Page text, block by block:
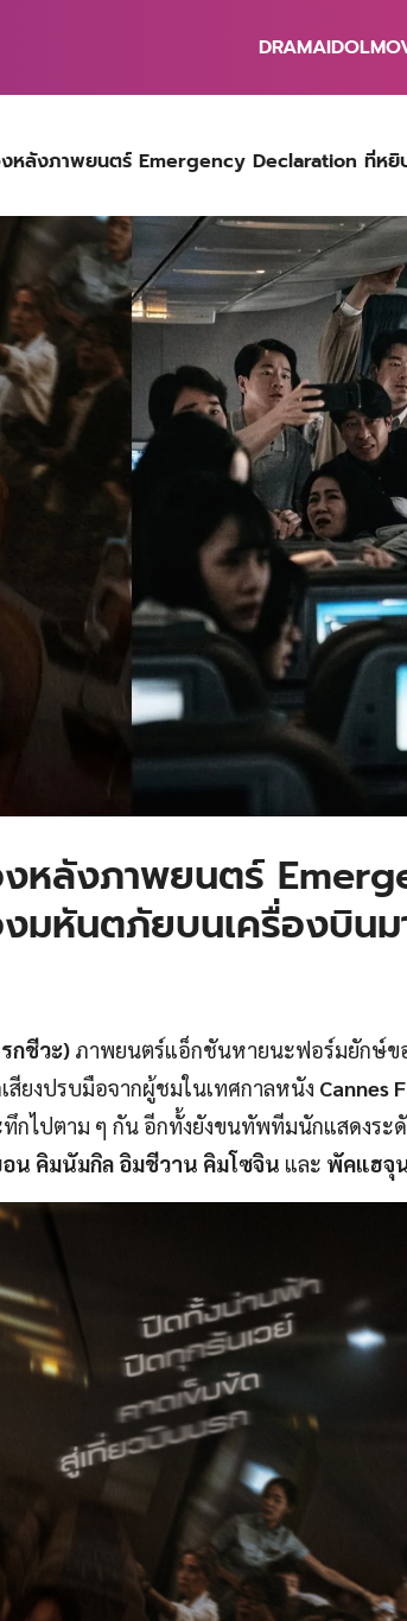
DRAMAIDOL
งหลังภาพยนตร์ Emergency Declaration ที่หยิ
งหลังภาพยนตร์
มหันตภัยบนเครื่องบินม
กชีวะ) ภาพยนตร์แอ็กชันหายนะฟอร์มยักษ์ข
สียงปรบมือจากผู้ชมในเทศกาลหนัง Cannes
ทึกไปตาม ๆ กัน อีกทั้งยังขนทัพทีมนักแสดงระ
น คิมนัมกิล อิมชีวาน คิมโซจิน และ พัคแฮจุ